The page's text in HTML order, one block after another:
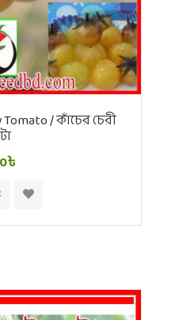
/ কাঁচের চেরী